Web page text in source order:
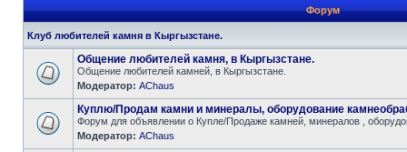
Форум
Клуб любителей камня в Кыргызстане.
Общение любителей камня, в Кыргызстане.
Общение любителей камней, в Кыргызстане.
Модератор: AChaus
Куплю/Продам камни и минералы, оборудование
Форум для объявлении о Купле/Продаже камней, минералов ,
Модератор: AChaus